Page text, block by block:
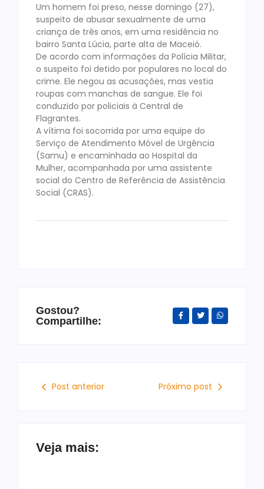
Um homem foi preso, nesse domingo (27),
suspeito de abusar sexualmente de uma
criança de três anos, em uma residência no
bairro Santa Lúcia, parte alta de Maceió.
De acordo com informações da Polícia Militar,
o suspeito foi detido por populares no local do
crime. Ele negou as acusações, mas vestia
roupas com manchas de sangue. Ele foi
conduzido por policiais à Central de
Flagrantes.
A vítima foi socorrida por uma equipe do
Serviço de Atendimento Móvel de Urgência
(Samu) e encaminhada ao Hospital da
Mulher, acompanhada por uma assistente
social do Centro de Referência de Assistência
Social (CRAS).
Gostou?
Compartilhe:
Post anterior Próximo post
Veja mais: